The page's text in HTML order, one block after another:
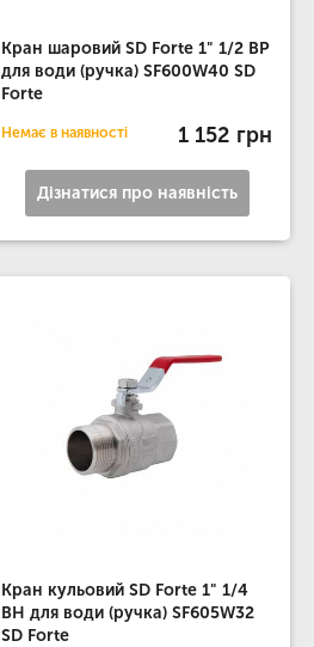
Кран шаровий SD Forte 1" 1/2 ВР
для води (ручка) SF600W40 SD
Forte
Немає в наявності 1 152 грн
Дізнатися про наявність
Кран кульовий SD Forte 1" 1/4
ВН для води (ручка) SF605W32
SD Forte